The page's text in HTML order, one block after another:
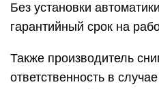
Без установки
гарантийный срок на
Также производитель
ответственность в